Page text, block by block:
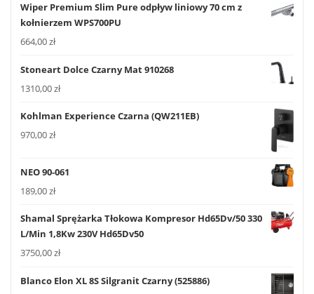
Wiper Premium Slim Pure odpływ liniowy 70 cm z
kołnierzem WPS700PU
664,00zł
Stoneart Dolce Czarny Mat 910268
1310,00zł
Kohlman Experience Czarna (QW211EB)
970,00zł
NEO 90-061
189,00zł
Shamal Sprężarka Tłokowa Kompresor Hd65Dv/50 330
L/Min 1,8Kw 230V Hd65Dv50
3750,00zł
Blanco Elon XL 8S Silgranit Czarny (525886)